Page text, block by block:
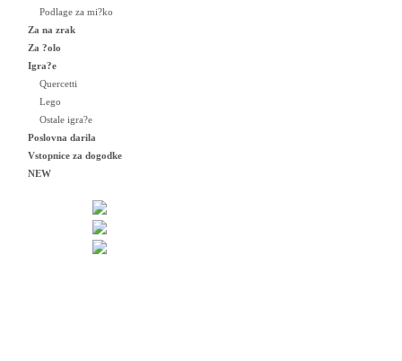
Podlage za mi?ko
Za na zrak
Za ?olo
Igra?e
Quercetti
Lego
Ostale igra?e
Poslovna darila
Vstopnice za dogodke
NEW